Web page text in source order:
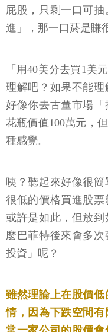
屁股，只剩一口可
進」，那一口菸是賺
「用40美分去買1美
理解吧？如果不能
好像你去古董市場
花瓶價值100萬元，
種感覺。
咦？聽起來好像很
很低的價格買進股票
或許是如此，但放
麼巴菲特後來會多
投資」呢？
雖然理論上在股價
情，因為下跌空間